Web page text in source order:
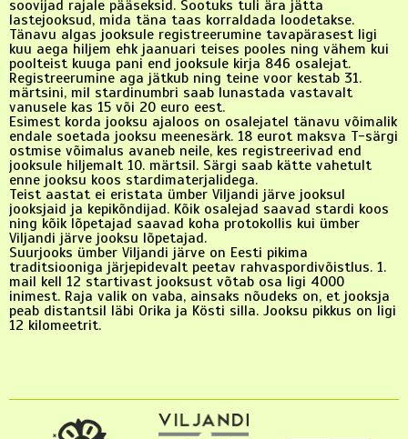
soovijad rajale pääseksid. Sootuks tuli ära jätta
lastejooksud, mida täna taas korraldada loodetakse.
Tänavu algas jooksule registreerumine tavapärasest ligi
kuu aega hiljem ehk jaanuari teises pooles ning vähem kui
poolteist kuuga pani end jooksule kirja 846 osalejat.
Registreerumine aga jätkub ning teine voor kestab 31.
märtsini, mil stardinumbri saab lunastada vastavalt
vanusele kas 15 või 20 euro eest.
Esimest korda jooksu ajaloos on osalejatel tänavu võimalik
endale soetada jooksu meenesärk. 18 eurot maksva T-särgi
ostmise võimalus avaneb neile, kes registreerivad end
jooksule hiljemalt 10. märtsil. Särgi saab kätte vahetult
enne jooksu koos stardimaterjalidega.
Teist aastat ei eristata ümber Viljandi järve jooksul
jooksjaid ja kepikõndijad. Kõik osalejad saavad stardi koos
ning kõik lõpetajad saavad koha protokollis kui ümber
Viljandi järve jooksu lõpetajad.
Suurjooks ümber Viljandi järve on Eesti pikima
traditsiooniga järjepidevalt peetav rahvaspordivõistlus. 1.
mail kell 12 startivast jooksust võtab osa ligi 4000
inimest. Raja valik on vaba, ainsaks nõudeks on, et jooksja
peab distantsil läbi Orika ja Kösti silla. Jooksu pikkus on ligi
12 kilomeetrit.